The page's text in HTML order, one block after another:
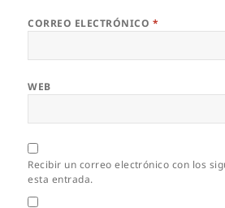
CORREO ELECTRÓNICO *
WEB
Recibir un correo electrónico con los
esta entrada.